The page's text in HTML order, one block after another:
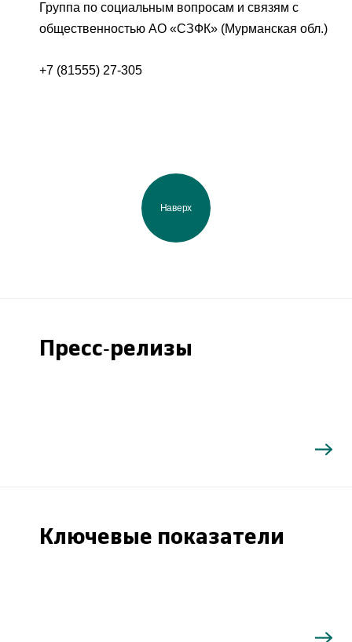
Группа по социальным вопросам и связям с
общественностью АО «СЗФК» (Мурманская обл.)
+7 (81555) 27-305
Наверх
Пресс-релизы
Ключевые показатели